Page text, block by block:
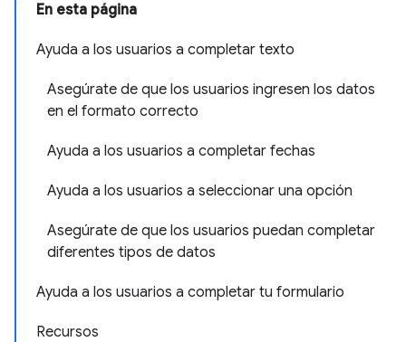
En esta página
Ayuda a los usuarios a completar texto
Asegúrate de que los usuarios ingresen los datos
en el formato correcto
Ayuda a los usuarios a completar fechas
Ayuda a los usuarios a seleccionar una opción
Asegúrate de que los usuarios puedan completar
diferentes tipos de datos
Ayuda a los usuarios a completar tu formulario
Recursos